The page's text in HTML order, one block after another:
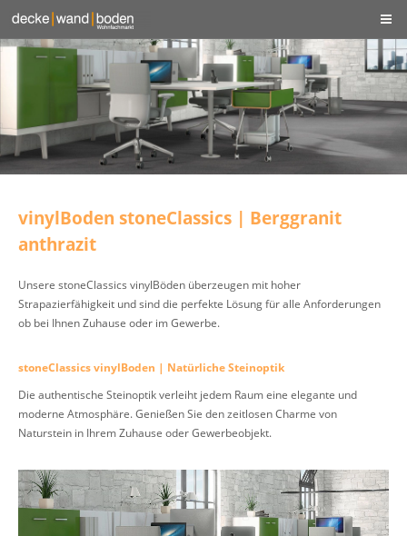
vinylBoden stoneClassics | Berggranit
anthrazit
Unsere stoneClassics vinylBöden überzeugen mit hoher
Strapazierfähigkeit und sind die perfekte Lösung für alle Anforderungen
ob bei Ihnen Zuhause oder im Gewerbe.
stoneClassics vinylBoden | Natürliche Steinoptik
Die authentische Steinoptik verleiht jedem Raum eine elegante und
moderne Atmosphäre. Genießen Sie den zeitlosen Charme von
Naturstein in Ihrem Zuhause oder Gewerbeobjekt.